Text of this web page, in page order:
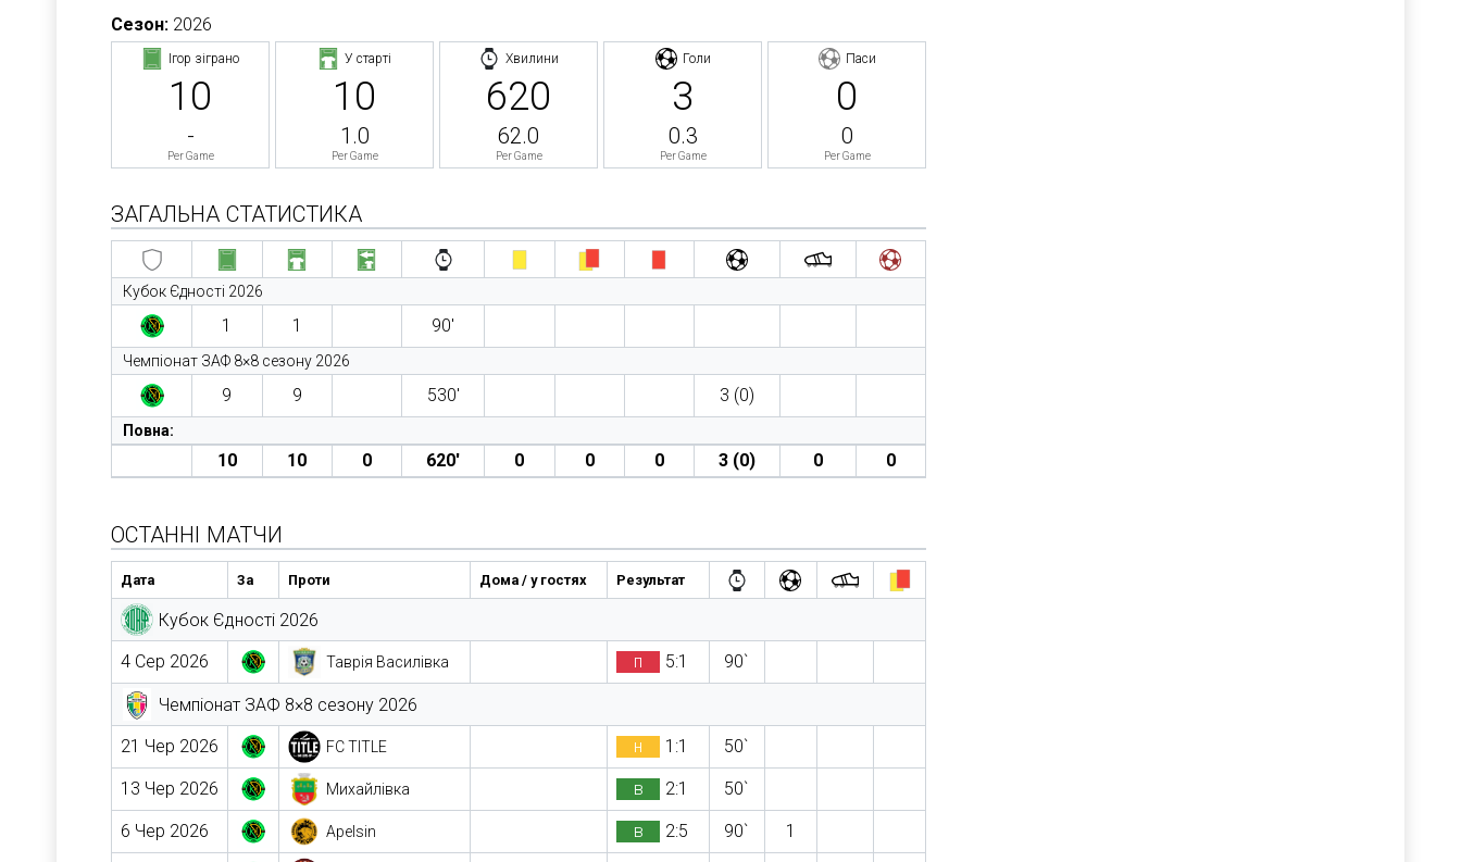
Сезон: 2026
Ігор зіграно
10
-
Per Game
У старті
10
1.0
Per Game
Хвилини
620
62.0
Per Game
Голи
3
0.3
Per Game
Паси
0
0
Per Game
ЗАГАЛЬНА СТАТИСТИКА
Кубок Єдності 2026
1 1 90′
Чемпіонат ЗАФ 8×8 сезону 2026
9 9 530′ 3 (0)
Повна:
10 10 0 620′ 0 0 0 3 (0) 0 0
ОСТАННІ МАТЧИ
Дата За Проти Дома / у гостях Результат
Кубок Єдності 2026
4 Сер 2026 Таврія Василівка п 5:1 90`
Чемпіонат ЗАФ 8×8 сезону 2026
21 Чер 2026 FC TITLE н 1:1 50`
13 Чер 2026 Михайлівка в 2:1 50`
6 Чер 2026 Apelsin в 2:5 90` 1